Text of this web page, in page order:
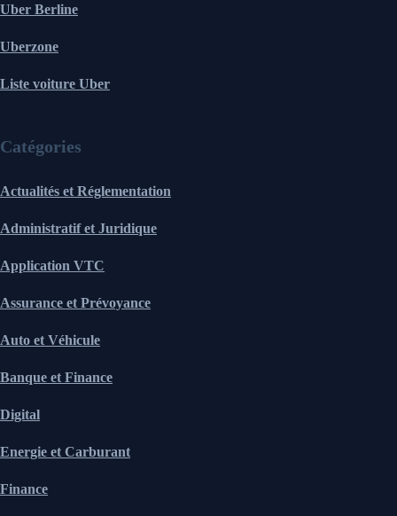
Uber Berline
Uberzone
Liste voiture Uber
Catégories
Actualités et Réglementation
Administratif et Juridique
Application VTC
Assurance et Prévoyance
Auto et Véhicule
Banque et Finance
Digital
Energie et Carburant
Finance